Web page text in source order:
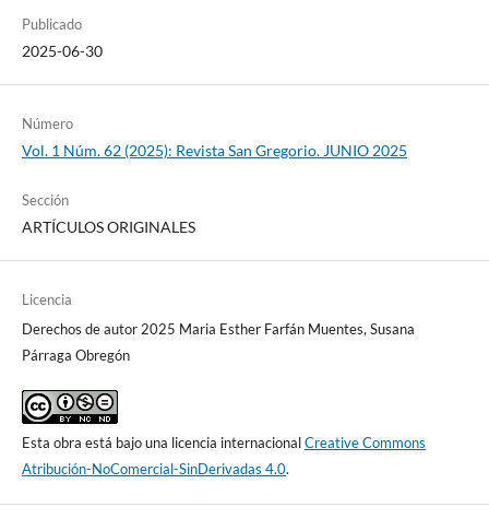
Publicado
2025-06-30
Número
Vol. 1 Núm. 62 (2025): Revista San Gregorio. JUNIO 2025
Sección
ARTÍCULOS ORIGINALES
Licencia
Derechos de autor 2025 Maria Esther Farfán Muentes, Susana
Párraga Obregón
Esta obra está bajo una licencia internacionalCreative Commons
Atribución-NoComercial-SinDerivadas 4.0.